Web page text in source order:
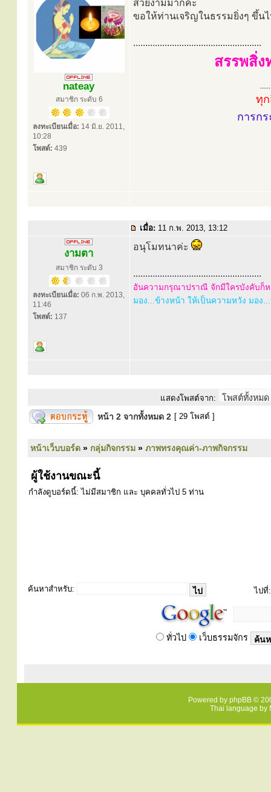
nateay
สมาชิก ระดับ 6
ลงทะเบียนเมื่อ: 14 มิ.ย. 2011,
10:28
โพสต์: 439
สวยงามมากคะ
ขอให้ท่านเจริญในธรรมยิ่งๆ ขึ้น
.....................................................
สรรพสิ่
ทุ
การก
เมื่อ: 11 ก.พ. 2013, 13:12
งามตา
สมาชิก ระดับ 3
ลงทะเบียนเมื่อ: 06 ก.พ. 2013,
11:46
โพสต์: 137
อนุโมทนาค่ะ
.....................................................
อันความกรุณาปราณี จักมีใครบังคับก็
มอง...ข้างหน้า ให้เป็นความหวัง มอง
แสดงโพสต์จาก:
หน้า 2 จากทั้งหมด 2 [ 29 โพสต์ ]
หน้าเว็บบอร์ด » กลุ่มกิจกรรม » ภาพทรงคุณค่า-ภาพกิจกรรม
ผู้ใช้งานขณะนี้
กำลังดูบอร์ดนี้: ไม่มีสมาชิก และ บุคคลทั่วไป 5 ท่าน
ค้นหาสำหรับ: ไปที่:
ทั่วไป เว็บธรรมจักร
Powered by phpBB ©
Thai language by